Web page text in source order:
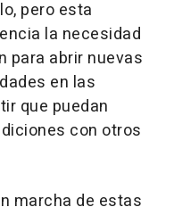
pero esta
la necesidad
para abrir nuevas
en las
que puedan
con otros
marcha de estas